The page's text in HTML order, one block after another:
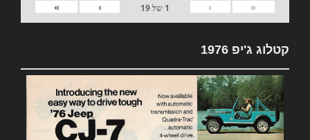
«
‹
1 של19
›
»
קטלוג ג'יפ 1976